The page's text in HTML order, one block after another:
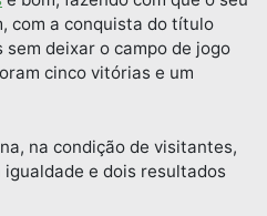
com a conquista do título
deixar o campo de jogo
cinco vitórias e um
na condição de visitantes,
e dois resultados